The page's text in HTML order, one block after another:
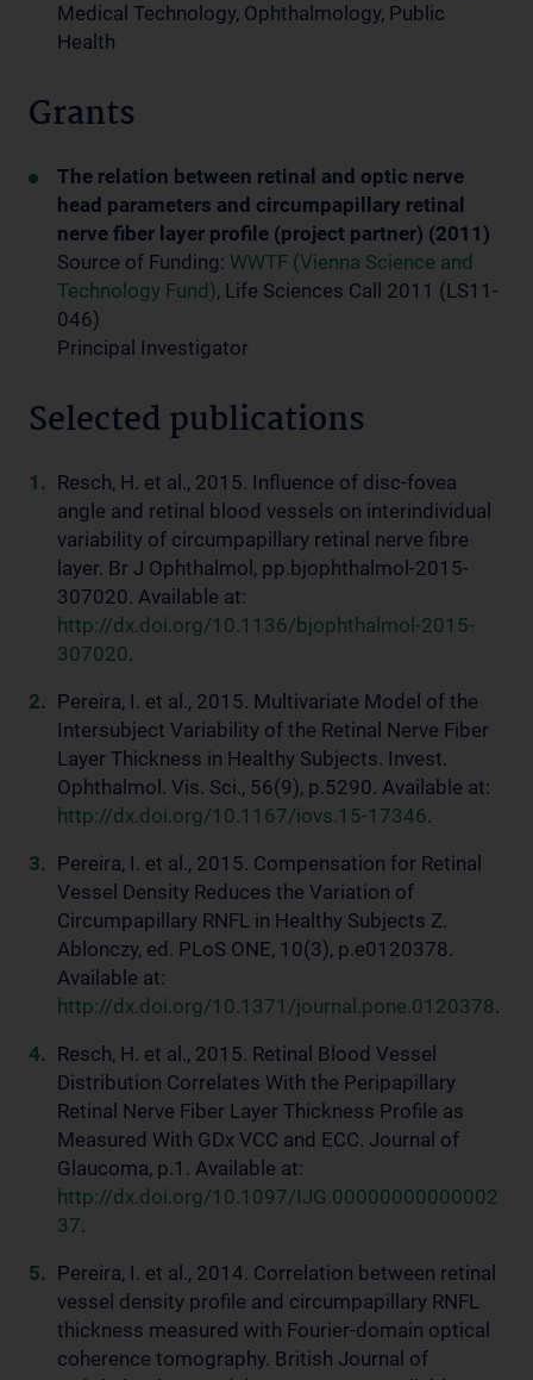
Medical Technology, Ophthalmology, Public
Health
Grants
The relation between retinal and optic nerve
head parameters and circumpapillary retinal
nerve fiber layer profile (project partner) (2011)
Source of Funding: WWTF (Vienna Science and
Technology Fund), Life Sciences Call 2011 (LS11-
046)
Principal Investigator
Selected publications
Resch, H. et al., 2015. Influence of disc-fovea
angle and retinal blood vessels on interindividual
variability of circumpapillary retinal nerve fibre
layer. Br J Ophthalmol, pp.bjophthalmol-2015-
307020. Available at:
http://dx.doi.org/10.1136/bjophthalmol-2015-
307020.
Pereira, I. et al., 2015. Multivariate Model of the
Intersubject Variability of the Retinal Nerve Fiber
Layer Thickness in Healthy Subjects. Invest.
Ophthalmol. Vis. Sci., 56(9), p.5290. Available at:
http://dx.doi.org/10.1167/iovs.15-17346.
Pereira, I. et al., 2015. Compensation for Retinal
Vessel Density Reduces the Variation of
Circumpapillary RNFL in Healthy Subjects Z.
Ablonczy, ed. PLoS ONE, 10(3), p.e0120378.
Available at:
http://dx.doi.org/10.1371/journal.pone.0120378.
Resch, H. et al., 2015. Retinal Blood Vessel
Distribution Correlates With the Peripapillary
Retinal Nerve Fiber Layer Thickness Profile as
Measured With GDx VCC and ECC. Journal of
Glaucoma, p.1. Available at:
http://dx.doi.org/10.1097/IJG.00000000000002
37.
Pereira, I. et al., 2014. Correlation between retinal
vessel density profile and circumpapillary RNFL
thickness measured with Fourier-domain optical
coherence tomography. British Journal of